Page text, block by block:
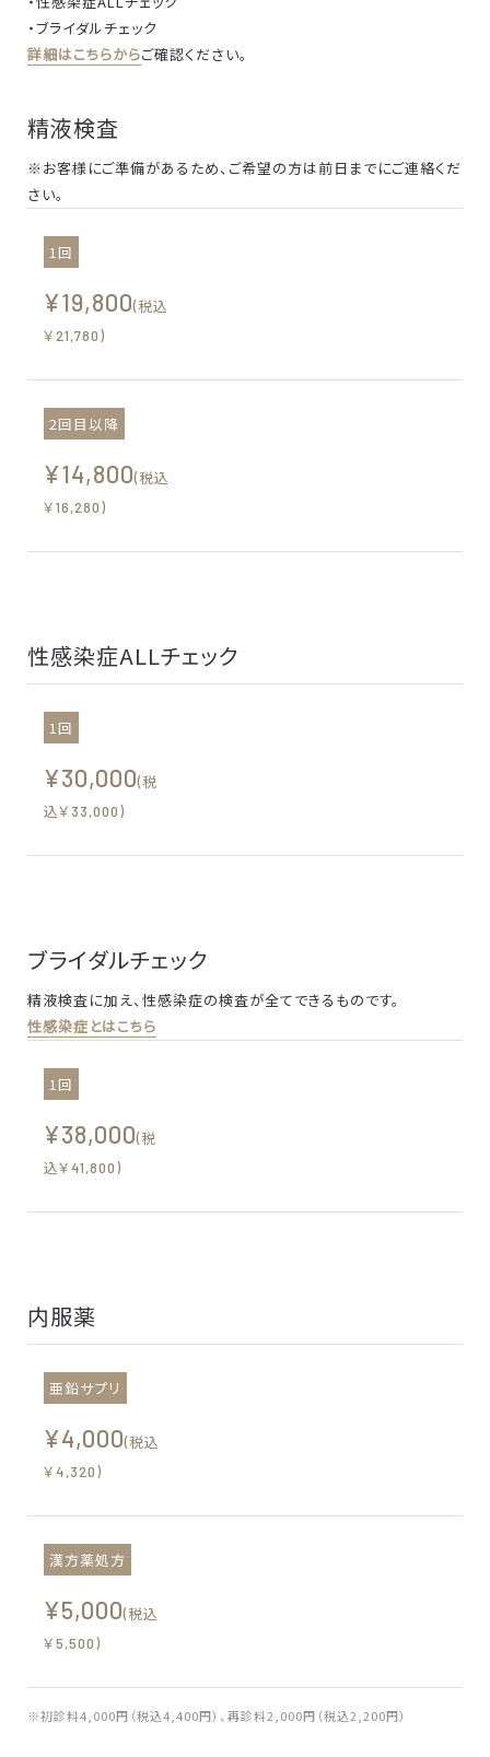
・ブライダルチェック
詳細はこちらからご確認ください。
精液検査
※お客様にご準備があるため、 ご希望の方は前日までにご連絡くだ
さい。
1回
¥19,800(税込
￥21,780)
2回目以降
¥14,800(税込
￥16,280)
性感染症ALLチェック
1回
¥30,000(税
込￥33,000)
ブライダルチェック
精液検査に加え、性感染症の検査が全てできるものです。
性感染症とはこちら
1回
¥38,000(税
込￥41,800)
内服薬
亜鉛サプリ
¥4,000(税込
￥4,320)
漢方薬処方
¥5,000(税込
￥5,500)
※初診料4,000円（税込4,400円）、再診料2,000円（税込2,200円）